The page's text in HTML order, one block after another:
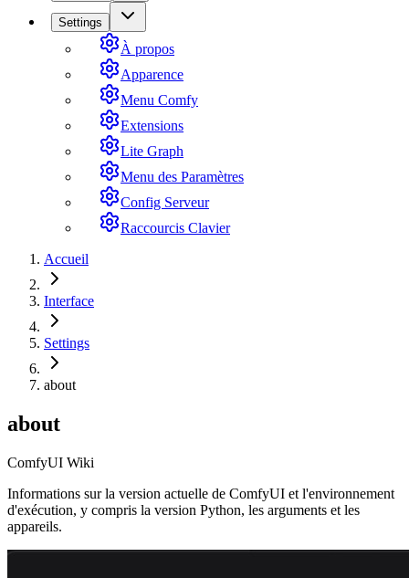
Settings
À propos
Apparence
Menu Comfy
Extensions
Lite Graph
Menu des Paramètres
Config Serveur
Raccourcis Clavier
Accueil
Interface
Settings
about
about
ComfyUI Wiki
Informations sur la version actuelle de ComfyUI et l'environnement
d'exécution, y compris la version Python, les arguments et les
appareils.